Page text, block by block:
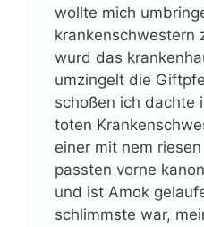
wollte mich
krankenschwestern
wurd das
umzingelt die
schoßen ich dachte
toten
einer mit nem
passten vorne
und ist Amok
schlimmste war,